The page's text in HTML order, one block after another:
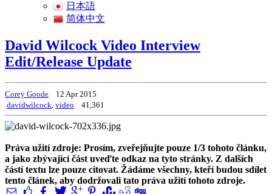
日本語
简体中文
David Wilcock Video Interview
Edit/Release Update
Corey Goode
12 Apr 2015
davidwilcock video 41,361
Práva užití zdroje: Prosím, zveřejňujte pouze 1/3 tohoto článku,
a jako zbývající část uveďte odkaz na tyto stránky. Z dalších
částí textu lze pouze citovat. Žádáme všechny, kteří budou sdílet
tento článek, aby dodržovali tato práva užití tohoto zdroje.